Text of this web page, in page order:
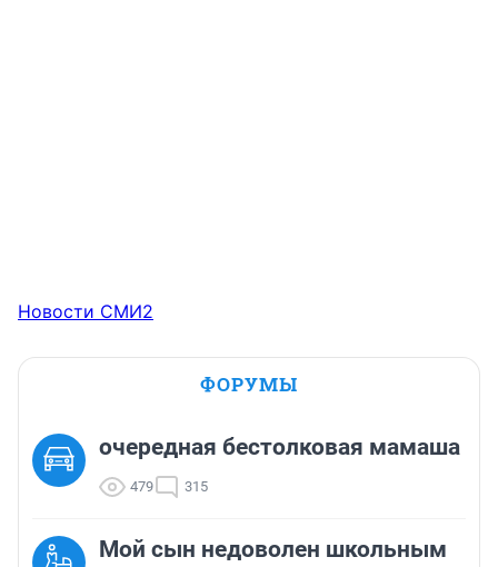
Новости СМИ2
ФОРУМЫ
очередная бестолковая мамаша
479 315
Мой сын недоволен школьным